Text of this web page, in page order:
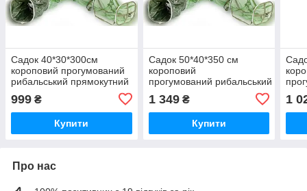
Садок 40*30*300см
короповий прогумований
рибальський прямокутний
999 ₴
Купити
Садок 50*40*350 см
короповий
прогумований рибальський
1 349₴
Купити
1
Про нас